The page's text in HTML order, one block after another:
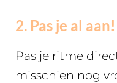
2. Pas je al aan!
Pas je ritme
misschien nog